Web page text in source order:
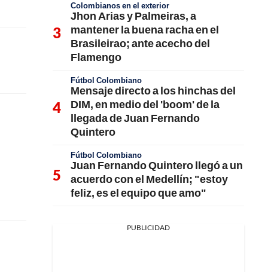
Colombianos en el exterior
Jhon Arias y Palmeiras, a
mantener la buena racha en el
Brasileirao; ante acecho del
Flamengo
Fútbol Colombiano
Mensaje directo a los hinchas del
DIM, en medio del 'boom' de la
llegada de Juan Fernando
Quintero
Fútbol Colombiano
Juan Fernando Quintero llegó a un
acuerdo con el Medellín; "estoy
feliz, es el equipo que amo"
PUBLICIDAD